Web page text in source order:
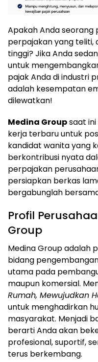
Apakah Anda seorang
perpajakan yang teliti,
tinggi? Jika Anda
untuk
pajak Anda di industri
adalah kesempatan
dilewatkan!
Medina Groupsaat
kerja terbaru untuk
kandidat wanita yang
berkontribusi nyata
perpajakan
persiapkan berkas
bergabunglah
Profil
Group
Medina Group adalah
bidang
utama pada
maupun komersial.
Rumah, Mewujudkan
untuk menghadirkan
masyarakat. Menjadi
berarti Anda akan
profesional, suportif,
terus berkembang.